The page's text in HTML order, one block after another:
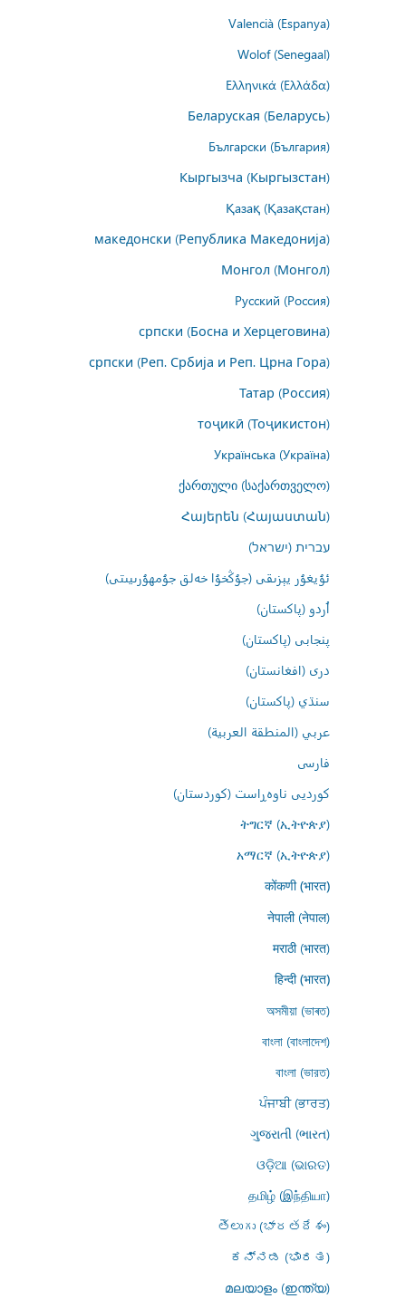
Valencià (Espanya)
Wolof (Senegaal)
Ελληνικά (Ελλάδα)
Беларуская (Беларусь)
Български (България)
Кыргызча (Кыргызстан)
Қазақ (Қазақстан)
македонски (Република Македонија)
Монгол (Монгол)
Русский (Россия)
српски (Босна и Херцеговина)
српски (Реп. Србија и Реп. Црна Гора)
Татар (Россия)
тоҷикӣ (Тоҷикистон)
Українська (Україна)
ქართული (საქართველო)
Հայերեն (Հայաստան)
עברית (ישראל)
ئۇيغۇر يېزىقى (جۇڭخۇا خەلق جۇمھۇرىيىتى)
اُردو (پاکستان)
پنجابی (پاکستان)
درى (افغانستان)
سنڌي (پاکستان)
عربي (المنطقة العربية)
فارسى
کوردیی ناوەڕاست (کوردستان)
ትግርኛ (ኢትዮጵያ)
አማርኛ (ኢትዮጵያ)
कोंकणी (भारत)
नेपाली (नेपाल)
मराठी (भारत)
हिन्दी (भारत)
অসমীয়া (ভাৰত)
বাংলা (বাংলাদেশ)
বাংলা (ভারত)
ਪੰਜਾਬੀ (ਭਾਰਤ)
ગુજરાતી (ભારત)
ଓଡ଼ିଆ (ଭାରତ)
தமிழ் (இந்தியா)
తెలుగు (భారతదేశం)
ಕನ್ನಡ (ಭಾರತ)
മലയാളം (ഇന്ത്യ)